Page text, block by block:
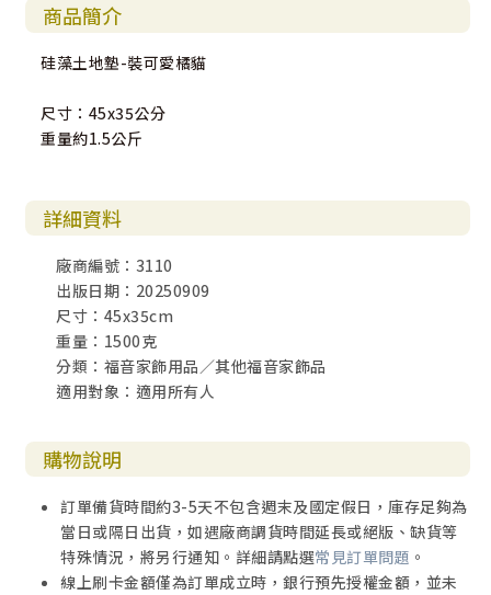
商品簡介
硅藻土地墊-裝可愛橘貓
尺寸：45x35公分
重量約1.5公斤
詳細資料
廠商編號：3110
出版日期：20250909
尺寸：45x35cm
重量：1500克
分類：福音家飾用品／其他福音家飾品
適用對象：適用所有人
購物說明
訂單備貨時間約3-5天不包含週末及國定假日，庫存足夠為
當日或隔日出貨，如遇廠商調貨時間延長或絕版、缺貨等
特殊情況，將另行通知。詳細請點選常見訂單問題 。
線上刷卡金額僅為訂單成立時，銀行預先授權金額，並未